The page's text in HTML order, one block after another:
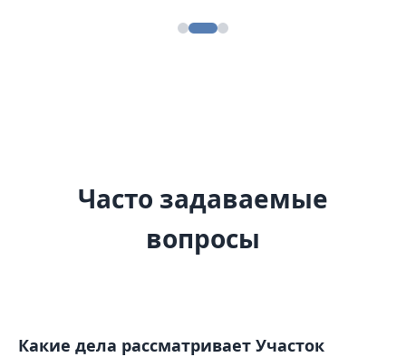
Часто задаваемые
вопросы
Какие дела рассматривает Участок